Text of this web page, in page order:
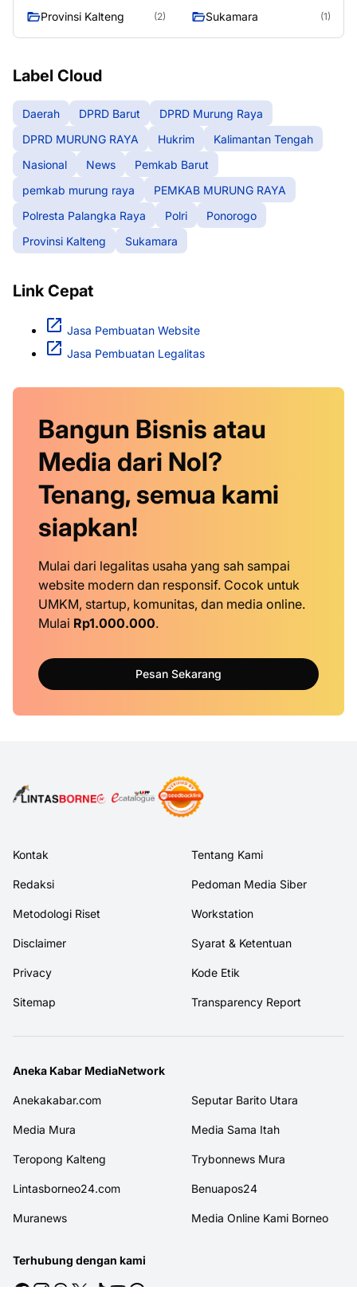
Provinsi Kalteng (2) Sukamara (1)
Label Cloud
Daerah DPRD Barut
DPRD Murung Raya
DPRD MURUNG RAYA
Hukrim
Kalimantan Tengah
Nasional
News
Pemkab Barut
pemkab murung raya
PEMKAB MURUNG RAYA
Polresta Palangka Raya
Polri
Ponorogo
Provinsi Kalteng
Sukamara
Link Cepat
Jasa Pembuatan Website
Jasa Pembuatan Legalitas
Bangun Bisnis atau
Media dari Nol?
Tenang, semua kami
siapkan!
Mulai dari legalitas usaha yang sah sampai
website modern dan responsif. Cocok untuk
UMKM, startup, komunitas, dan media online.
Mulai Rp1.000.000.
Pesan Sekarang
Kontak Tentang Kami
Redaksi Pedoman Media Siber
Metodologi Riset Workstation
Disclaimer Syarat & Ketentuan
Privacy Kode Etik
Sitemap Transparency Report
Aneka Kabar MediaNetwork
Anekakabar.com Seputar Barito Utara
Media Mura Media Sama Itah
Teropong Kalteng Trybonnews Mura
Lintasborneo24.com Benuapos24
Muranews Media Online Kami Borneo
Terhubung dengan kami